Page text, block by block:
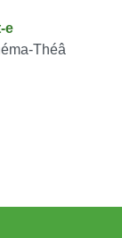
e
Théâ